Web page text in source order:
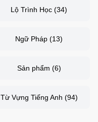
Lộ Trình Học (34)
Ngữ Pháp (13)
Sản phẩm (6)
Từ Vựng Tiếng Anh (94)